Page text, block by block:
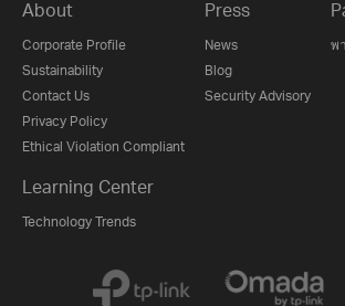
About
Corporate Profile
Sustainability
Contact Us
Privacy Policy
Ethical Violation Compliant
Press
News
Blog
Security Advisory
พ
Learning Center
Technology Trends